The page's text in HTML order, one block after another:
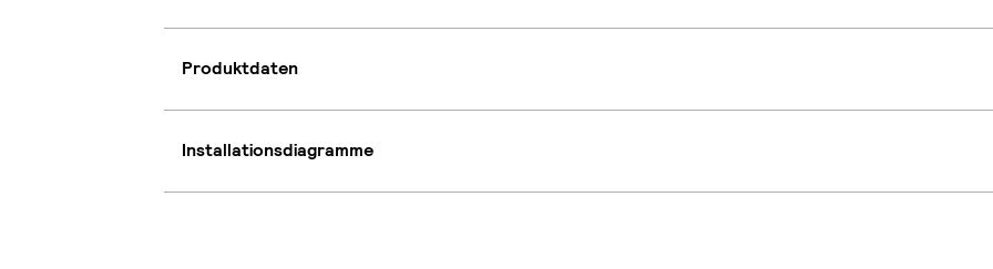
Produktdaten
Installationsdiagramme